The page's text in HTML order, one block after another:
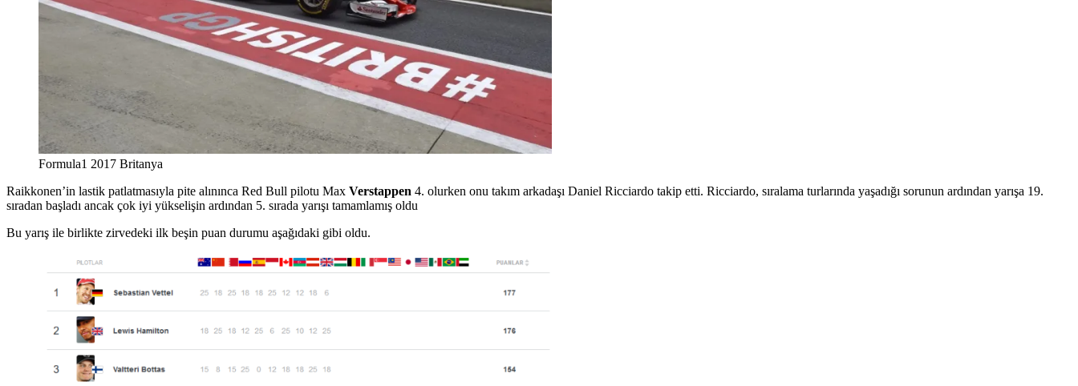
Formula1 2017 Britanya
Raikkonen’in lastik patlatmasıyla pite alınınca Red Bull pilotu Max Verstappen 4. olurken onu takım arkadaşı Daniel Ricciardo takip etti. Ricciardo, sıralama turlarında yaşadığı sorunun ardından yarışa 19.
sıradan başladı ancak çok iyi yükselişin ardından 5. sırada yarışı tamamlamış oldu
Bu yarış ile birlikte zirvedeki ilk beşin puan durumu aşağıdaki gibi oldu.